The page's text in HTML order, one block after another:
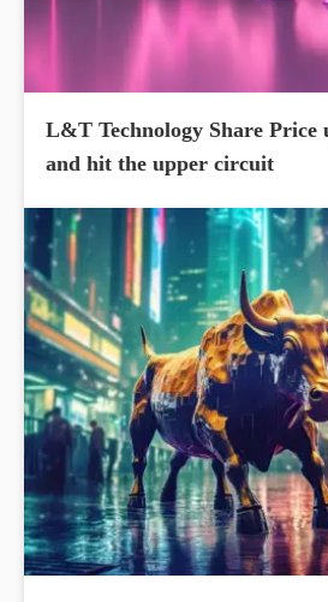
L&T Technology Share Price
and hit the upper circuit